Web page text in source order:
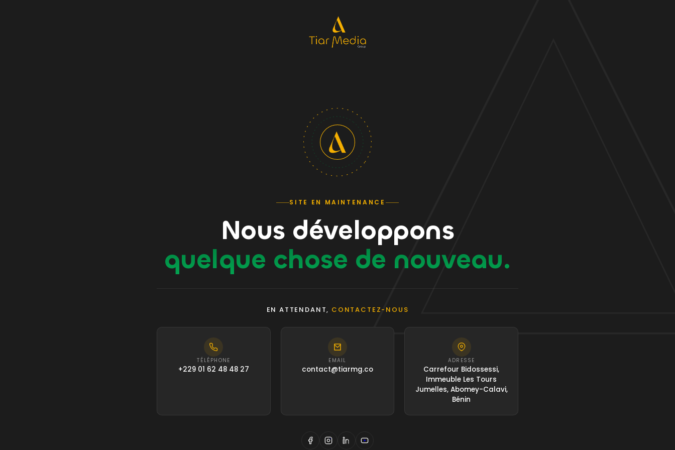
SITE EN MAINTENANCE
Nous développons
quelque chose de nouveau.
EN ATTENDANT, CONTACTEZ-NOUS
TÉLÉPHONE
+229 01 62 48 48 27
EMAIL
contact@tiarmg.co
ADRESSE
Carrefour Bidossessi,
Immeuble Les Tours
Jumelles, Abomey-Calavi,
Bénin